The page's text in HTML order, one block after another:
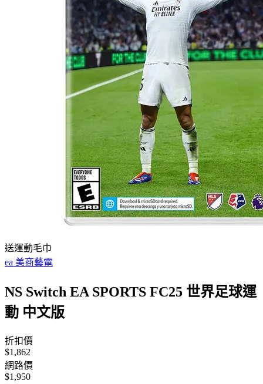
送運動毛巾
ea 美商藝電
NS Switch EA SPORTS FC25 世界足球運
動 中文版
折扣價
$1,862
網路價
$1,950